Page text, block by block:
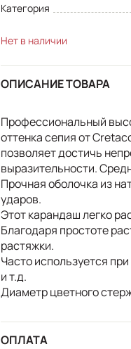
Категория
Нет в наличии
ОПИСАНИЕ ТОВАРА
Профессиональный
оттенка сепия от
позволяет достичь
выразительности.
Прочная оболочка из
ударов.
Этот карандаш легко
Благодаря простоте
растяжки.
Часто используется
и т.д.
Диаметр цветного
ОПЛАТА